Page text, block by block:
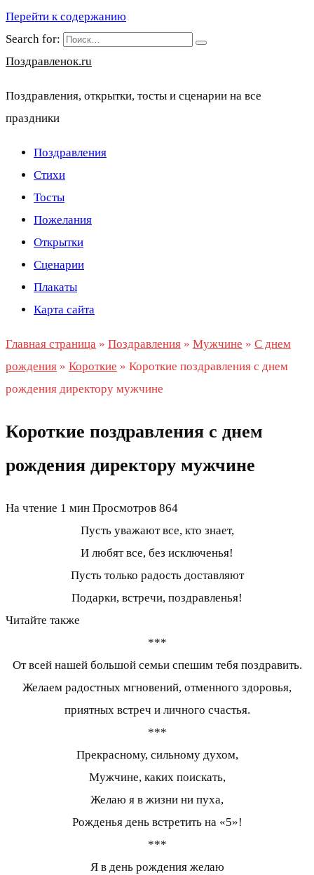
Перейти к содержанию
Search for:
Поздравленок.ru
Поздравления, открытки, тосты и сценарии на все
праздники
Поздравления
Стихи
Тосты
Пожелания
Открытки
Сценарии
Плакаты
Карта сайта
Главная страница » Поздравления » Мужчине » С днем
рождения » Короткие » Короткие поздравления с днем
рождения директору мужчине
Короткие поздравления с днем
рождения директору мужчине
На чтение 1 мин Просмотров 864
Пусть уважают все, кто знает,
И любят все, без исключенья!
Пусть только радость доставляют
Подарки, встречи, поздравленья!
Читайте также
***
От всей нашей большой семьи спешим тебя поздравить.
Желаем радостных мгновений, отменного здоровья,
приятных встреч и личного счастья.
***
Прекрасному, сильному духом,
Мужчине, каких поискать,
Желаю я в жизни ни пуха,
Рожденья день встретить на «5»!
***
Я в день рождения желаю